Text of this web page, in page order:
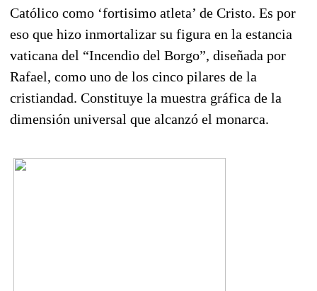
Católico como ‘fortisimo atleta’ de Cristo. Es por
eso que hizo inmortalizar su figura en la estancia
vaticana del “Incendio del Borgo”, diseñada por
Rafael, como uno de los cinco pilares de la
cristiandad. Constituye la muestra gráfica de la
dimensión universal que alcanzó el monarca.